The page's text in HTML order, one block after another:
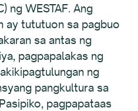
ng WESTAF. Ang
ay tututuon sa pagbuo
sa antas ng
pagpapalakas ng
ng
pangkultura sa
pagpapataas